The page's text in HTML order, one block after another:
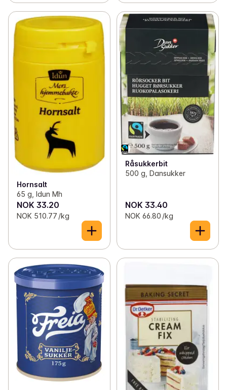
Hornsalt
65 g, Idun Mh
NOK 33.20
NOK 510.77 /kg
Råsukkerbit
500 g, Dansukker
NOK 33.40
NOK 66.80 /kg